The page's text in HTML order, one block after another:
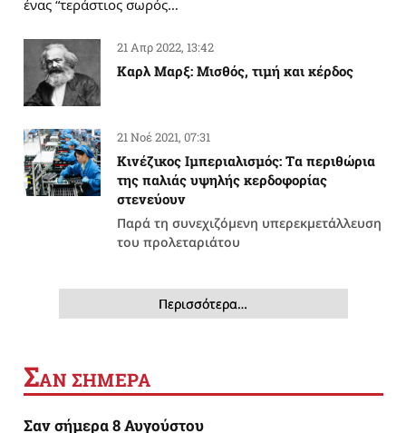
ένας “τεράστιος σωρός…
21 Απρ 2022, 13:42
Καρλ Μαρξ: Μισθός, τιμή και κέρδος
21 Νοέ 2021, 07:31
Κινέζικος Ιμπεριαλισμός: Tα περιθώρια
της παλιάς υψηλής κερδοφορίας
στενεύουν
Παρά τη συνεχιζόμενη υπερεκμετάλλευση
του προλεταριάτου
Περισσότερα…
ΣΑΝ ΣΗΜΕΡΑ
Σαν σήμερα 8 Αυγούστου